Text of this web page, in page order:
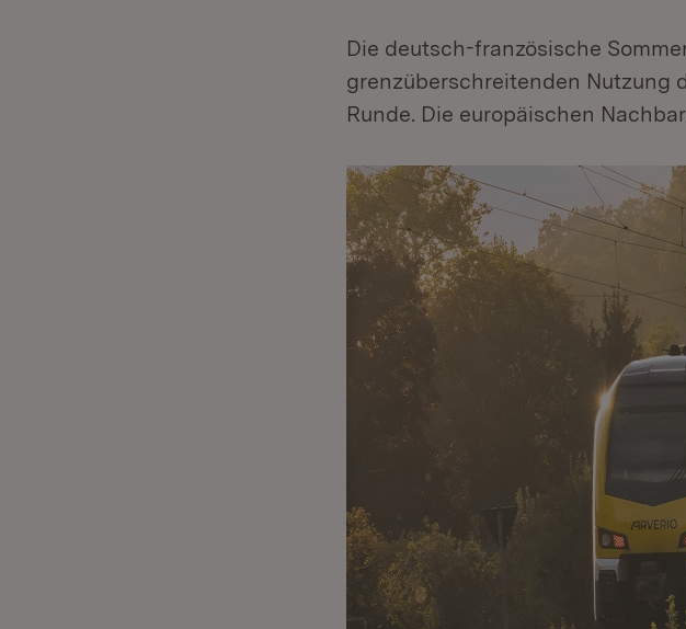
Die deutsch-französische
grenzüberschreitenden Nutzung
Runde. Die europäischen